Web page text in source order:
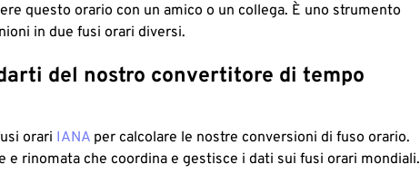
questo orario con un amico o un collega. È uno strumento
in due fusi orari diversi.
del nostro convertitore di tempo
orari IANA per calcolare le nostre conversioni di fuso orario.
e rinomata che coordina e gestisce i dati sui fusi orari mondiali.